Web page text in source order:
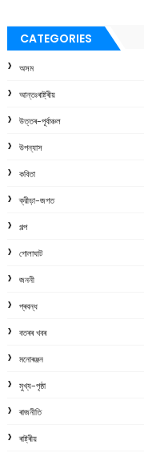
CATEGORIES
অসম
আন্তঃৰাষ্ট্ৰীয়
উত্তৰ-পূৰ্বাঞ্চল
উপন্যাস
কবিতা
ক্রীড়া-জগত
গল্প
গোলাঘাট
জননী
প্ৰবন্ধ
বতৰৰ খবৰ
মনোৰঞ্জন
মুখ্য-পৃষ্ঠা
ৰাজনীতি
ৰাষ্ট্ৰীয়